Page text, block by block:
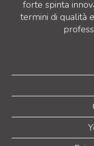
forte spinta
termini di qualità